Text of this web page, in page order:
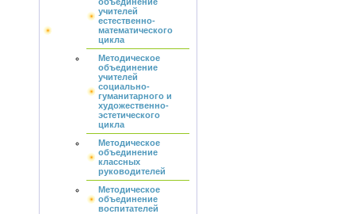
учителей
естественно-
математического
цикла
Методическое
объединение
учителей
социально-
гуманитарного и
художественно-
эстетического
цикла
Методическое
объединение
классных
руководителей
Методическое
объединение
воспитателей